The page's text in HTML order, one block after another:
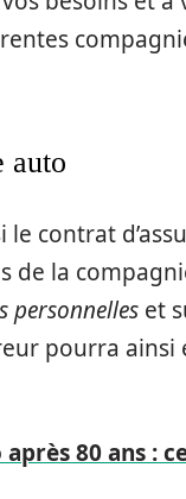
auto
le contrat
la
personnelles et
pourra
après 80 ans :